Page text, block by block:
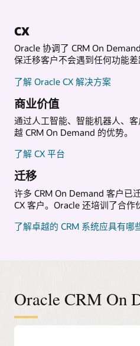
CX
Oracle 协调了 CRM On
保迁移客户不会遇到任何功能差
了解 Oracle CX 解决方案
商业价值
通过人工智能、智能机器人、
越 CRM On Demand 的优势。
了解 CX 平台
迁移
许多 CRM On Demand 客户已
CX 客户。Oracle 还培训了合作
了解卓越的 CRM 系统应具有哪
Oracle CRM On